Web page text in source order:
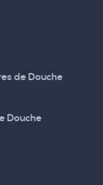
de Douche
Douche